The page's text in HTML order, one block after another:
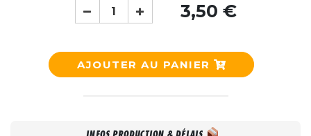
3,50 €
AJOUTER AU PANIER